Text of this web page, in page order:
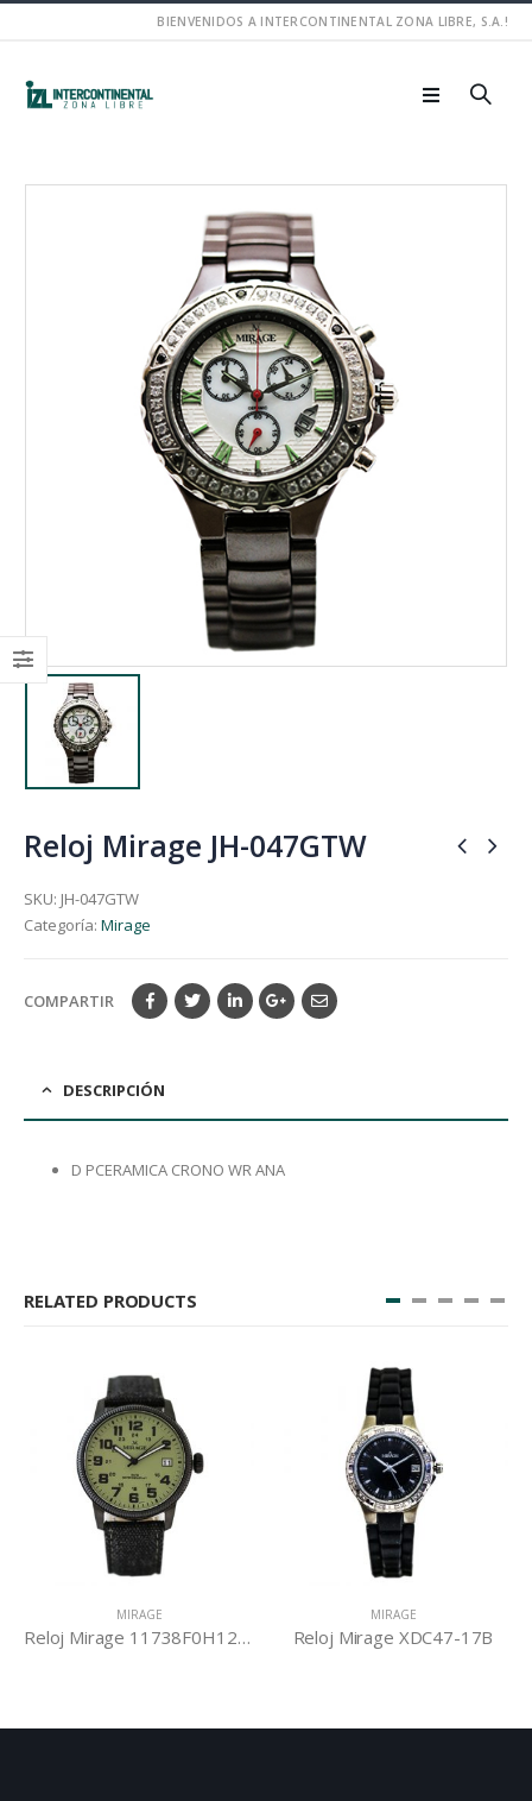
BIENVENIDOS A INTERCONTINENTAL ZONA LIBRE, S.A.!
Reloj Mirage JH-047GTW
SKU: JH-047GTW
Categoría: Mirage
COMPARTIR
DESCRIPCIÓN
D PCERAMICA CRONO WR ANA
RELATED PRODUCTS
MIRAGE
Reloj Mirage 11738F0H121F
MIRAGE
Reloj Mirage XDC47-17B